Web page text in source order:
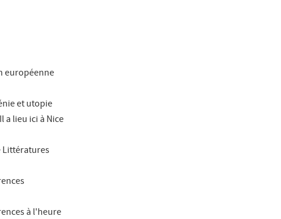
européenne
et utopie
a lieu ici à Nice
Littératures
à l'heure